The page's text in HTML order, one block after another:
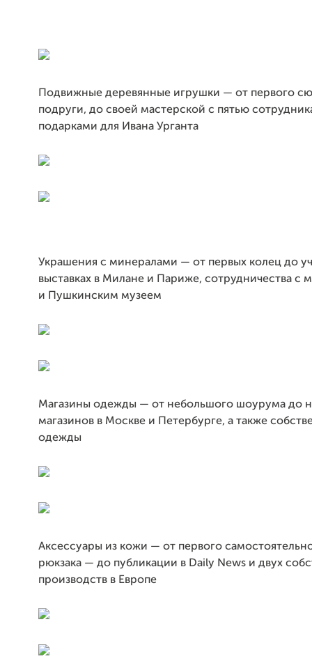
Подвижные деревянные игрушки — от первого
подруги, до своей мастерской с пятью
подарками для Ивана Урганта
Украшения с минералами — от первых колец до
выставках в Милане и Париже, сотрудничества с
и Пушкинским музеем
Магазины одежды — от небольшого шоурума до
магазинов в Москве и Петербурге, а также
одежды
Аксессуары из кожи — от первого
рюкзака — до публикации в Daily News и двух
производств в Европе